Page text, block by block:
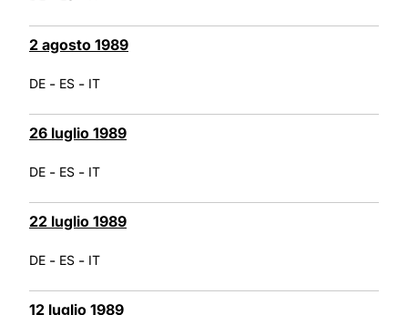
2 agosto 1989
DE - ES - IT
26 luglio 1989
DE - ES - IT
22 luglio 1989
DE - ES - IT
12 luglio 1989